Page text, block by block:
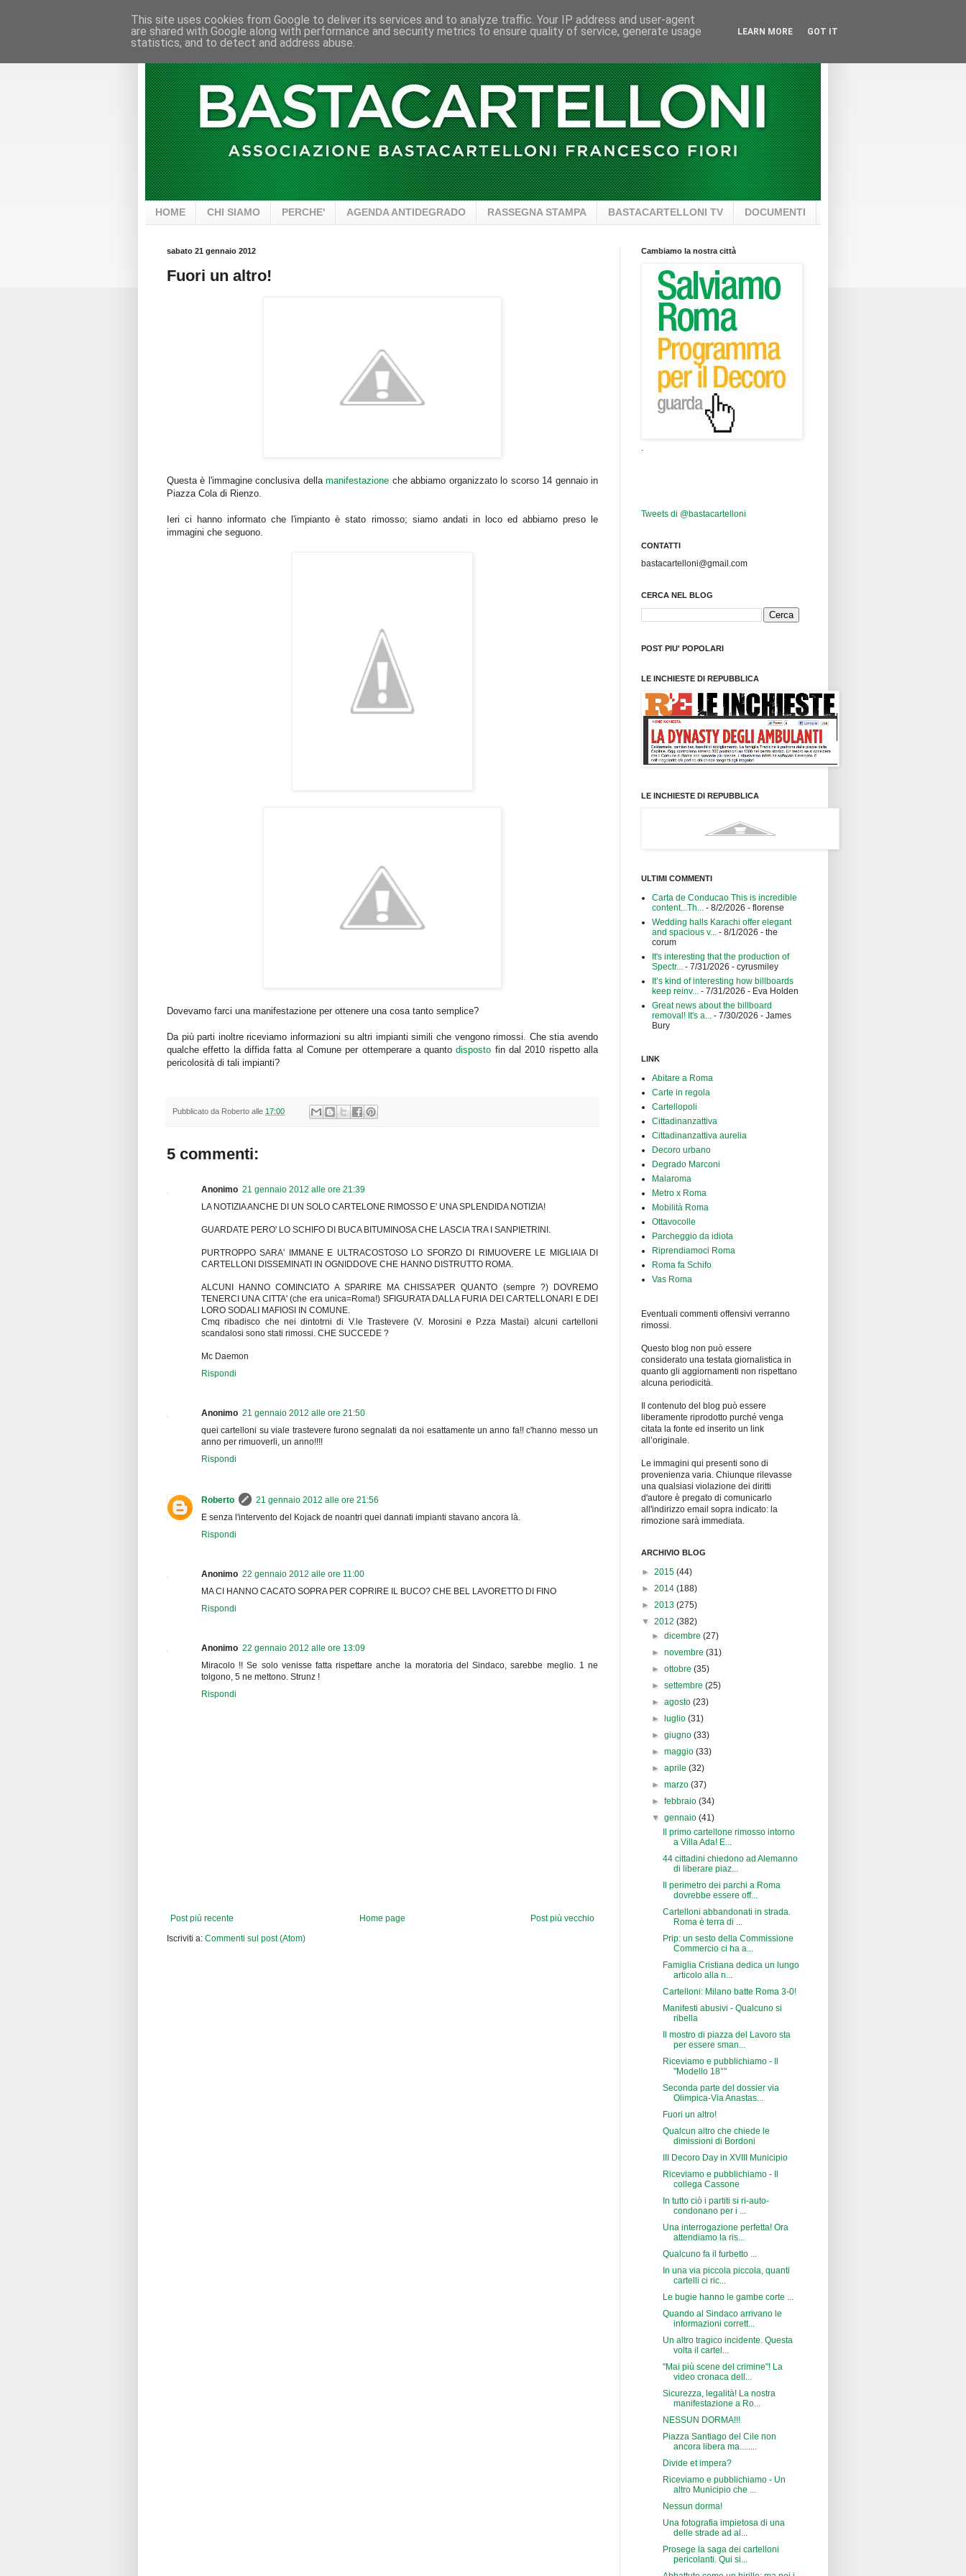
HOME CHI SIAMO PERCHE' AGENDA ANTIDEGRADO RASSEGNA STAMPA BASTACARTELLONI TV DOCUMENTI
sabato 21 gennaio 2012
Fuori un altro!
Questa è l'immagine conclusiva dellamanifestazione che abbiamo organizzato lo scorso 14 gennaio in
Piazza Cola di Rienzo.
Ieri ci hanno informato che l'impianto è stato rimosso; siamo andati in loco ed abbiamo preso le
immagini che seguono.
Dovevamo farci una manifestazione per ottenere una cosa tanto semplice?
Da più parti inoltre riceviamo informazioni su altri impianti simili che vengono rimossi. Che stia avendo
qualche effetto la diffida fatta al Comune per ottemperare a quantodisposto fin dal 2010 rispetto alla
pericolosità di tali impianti?
Pubblicato da Roberto alle 17:00
5 commenti:
Anonimo 21 gennaio 2012 alle ore 21:39
LA NOTIZIA ANCHE DI UN SOLO CARTELONE RIMOSSO E' UNA SPLENDIDA NOTIZIA!
GUARDATE PERO' LO SCHIFO DI BUCA BITUMINOSA CHE LASCIA TRA I SANPIETRINI.
PURTROPPO SARA' IMMANE E ULTRACOSTOSO LO SFORZO DI RIMUOVERE LE MIGLIAIA DI
CARTELLONI DISSEMINATI IN OGNIDDOVE CHE HANNO DISTRUTTO ROMA.
ALCUNI HANNO COMINCIATO A SPARIRE MA CHISSA'PER QUANTO (sempre ?) DOVREMO
TENERCI UNA CITTA' (che era unica=Roma!) SFIGURATA DALLA FURIA DEI CARTELLONARI E DEI
LORO SODALI MAFIOSI IN COMUNE.
Cmq ribadisco che nei dintotrni di V.le Trastevere (V. Morosini e P.zza Mastai) alcuni cartelloni
scandalosi sono stati rimossi. CHE SUCCEDE ?
Mc Daemon
Rispondi
Anonimo 21 gennaio 2012 alle ore 21:50
quei cartelloni su viale trastevere furono segnalati da noi esattamente un anno fa!! c'hanno messo un
anno per rimuoverli, un anno!!!!
Rispondi
Roberto
21 gennaio 2012 alle ore 21:56
E senza l'intervento del Kojack de noantri quei dannati impianti stavano ancora là.
Rispondi
Anonimo 22 gennaio 2012 alle ore 11:00
MA CI HANNO CACATO SOPRA PER COPRIRE IL BUCO? CHE BEL LAVORETTO DI FINO
Rispondi
Anonimo 22 gennaio 2012 alle ore 13:09
Miracolo !! Se solo venisse fatta rispettare anche la moratoria del Sindaco, sarebbe meglio. 1 ne
tolgono, 5 ne mettono. Strunz !
Rispondi
Post più recente Post più vecchio
Home page
Iscriviti a: Commenti sul post (Atom)
Cambiamo la nostra città
Tweets di @bastacartelloni
CONTATTI
bastacartelloni@gmail.com
CERCA NEL BLOG
POST PIU' POPOLARI
LE INCHIESTE DI REPUBBLICA
LE INCHIESTE DI REPUBBLICA
ULTIMI COMMENTI
Carta de Conducao This is incredible
content...Th...
- 8/2/2026 - florense
Wedding halls Karachi offer elegant
and spacious v...
- 8/1/2026 - the
corum
It's interesting that the production of
Spectr...
- 7/31/2026 - cyrusmiley
It’s kind of interesting how billboards
keep reinv...
- 7/31/2026 - Eva Holden
Great news about the billboard
removal! It's a...
- 7/30/2026 - James
Bury
LINK
Abitare a Roma
Carte in regola
Cartellopoli
Cittadinanzattiva
Cittadinanzattiva aurelia
Decoro urbano
Degrado Marconi
Malaroma
Metro x Roma
Mobilità Roma
Ottavocolle
Parcheggio da idiota
Riprendiamoci Roma
Roma fa Schifo
Vas Roma
Eventuali commenti offensivi verranno
rimossi.
Questo blog non può essere
considerato una testata giornalistica in
quanto gli aggiornamenti non rispettano
alcuna periodicità.
Il contenuto del blog può essere
liberamente riprodotto purché venga
citata la fonte ed inserito un link
all’originale.
Le immagini qui presenti sono di
provenienza varia. Chiunque rilevasse
una qualsiasi violazione dei diritti
d'autore è pregato di comunicarlo
all'indirizzo email sopra indicato: la
rimozione sarà immediata.
ARCHIVIO BLOG
► 2015 (44)
► 2014 (188)
► 2013 (275)
▼ 2012 (382)
►dicembre(27)
►novembre(31)
►ottobre(35)
►settembre(25)
►agosto(23)
►luglio(31)
►giugno(33)
►maggio(33)
►aprile(32)
►marzo(37)
►febbraio(34)
▼gennaio(41)
Il primo cartellone rimosso intorno
a Villa Ada! E...
44 cittadini chiedono ad Alemanno
di liberare piaz...
Il perimetro dei parchi a Roma
dovrebbe essere off...
Cartelloni abbandonati in strada.
Roma è terra di ...
Prip: un sesto della Commissione
Commercio ci ha a...
Famiglia Cristiana dedica un lungo
articolo alla n...
Cartelloni: Milano batte Roma 3-0!
Manifesti abusivi - Qualcuno si
ribella
Il mostro di piazza del Lavoro sta
per essere sman...
Riceviamo e pubblichiamo - Il
"Modello 18°"
Seconda parte del dossier via
Olimpica-Via Anastas...
Fuori un altro!
Qualcun altro che chiede le
dimissioni di Bordoni
III Decoro Day in XVIII Municipio
Riceviamo e pubblichiamo - Il
collega Cassone
In tutto ciò i partiti si ri-auto-
condonano per i ...
Una interrogazione perfetta! Ora
attendiamo la ris...
Qualcuno fa il furbetto ...
In una via piccola piccola, quanti
cartelli ci ric...
Le bugie hanno le gambe corte ...
Quando al Sindaco arrivano le
informazioni corrett...
Un altro tragico incidente. Questa
volta il cartel...
"Mai più scene del crimine"! La
video cronaca dell...
Sicurezza, legalità! La nostra
manifestazione a Ro...
NESSUN DORMA!!!
Piazza Santiago del Cile non
ancora libera ma........
Divide et impera?
Riceviamo e pubblichiamo - Un
altro Municipio che ...
Nessun dorma!
Una fotografia impietosa di una
delle strade ad al...
Prosege la saga dei cartelloni
pericolanti. Qui si...
This site uses cookies from Google to deliver its services and to analyze traffic. Your IP address and user-agent
are shared with Google along with performance and security metrics to ensure quality of service, generate usage
statistics, and to detect and address abuse.
LEARN MORE GOT IT